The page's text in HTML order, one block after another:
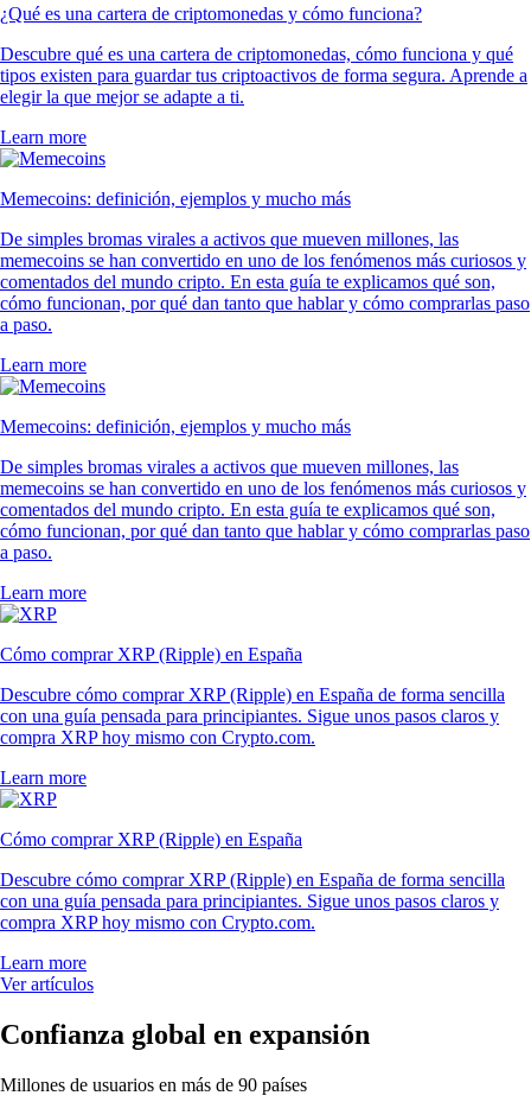
¿Qué es una cartera de criptomonedas y cómo funciona?
Descubre qué es una cartera de criptomonedas, cómo funciona y qué
tipos existen para guardar tus criptoactivos de forma segura. Aprende a
elegir la que mejor se adapte a ti.
Learn more
Memecoins: definición, ejemplos y mucho más
De simples bromas virales a activos que mueven millones, las
memecoins se han convertido en uno de los fenómenos más curiosos y
comentados del mundo cripto. En esta guía te explicamos qué son,
cómo funcionan, por qué dan tanto que hablar y cómo comprarlas paso
a paso.
Learn more
Memecoins: definición, ejemplos y mucho más
De simples bromas virales a activos que mueven millones, las
memecoins se han convertido en uno de los fenómenos más curiosos y
comentados del mundo cripto. En esta guía te explicamos qué son,
cómo funcionan, por qué dan tanto que hablar y cómo comprarlas paso
a paso.
Learn more
Cómo comprar XRP (Ripple) en España
Descubre cómo comprar XRP (Ripple) en España de forma sencilla
con una guía pensada para principiantes. Sigue unos pasos claros y
compra XRP hoy mismo con Crypto.com.
Learn more
Cómo comprar XRP (Ripple) en España
Descubre cómo comprar XRP (Ripple) en España de forma sencilla
con una guía pensada para principiantes. Sigue unos pasos claros y
compra XRP hoy mismo con Crypto.com.
Learn more
Ver artículos
Confianza global en expansión
Millones de usuarios en más de 90 países